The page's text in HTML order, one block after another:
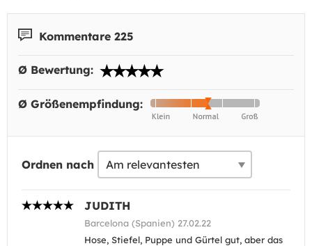
Kommentare 225
Ø Bewertung:
Ø Größenempfindung:
Ordnen nach
JUDITH
Barcelona (Spanien) 27.02.22
Hose, Stiefel, Puppe und Gürtel gut, aber das